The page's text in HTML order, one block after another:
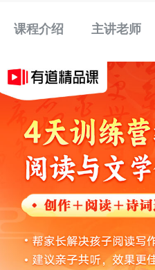
课程介绍 主讲老师